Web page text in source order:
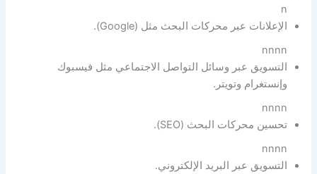
n
الإعلانات عبر محركات البحث مثل (Google).
nnnn
التسويق عبر وسائل التواصل الاجتماعي مثل فيسبوك
وإنستغرام وتويتر.
nnnn
تحسين محركات البحث (SEO).
nnnn
التسويق عبر البريد الإلكتروني.